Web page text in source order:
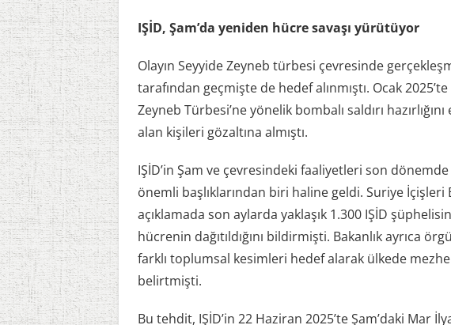
IŞİD, Şam’da yeniden hücre savaşı yürütüyor
Olayın Seyyide Zeyneb türbesi çevresinde
tarafından geçmişte de hedef alınmıştı. Ocak
Zeyneb Türbesi’ne yönelik bombalı saldırı
alan kişileri gözaltına almıştı.
IŞİD’in Şam ve çevresindeki faaliyetleri son
önemli başlıklarından biri haline geldi. Suriye İçişleri
açıklamada son aylarda yaklaşık 1.300 IŞİD
hücrenin dağıtıldığını bildirmişti. Bakanlık ayrıca
farklı toplumsal kesimleri hedef alarak ülkede mezhep
belirtmişti.
Bu tehdit, IŞİD’in 22 Haziran 2025’te Şam’daki Mar